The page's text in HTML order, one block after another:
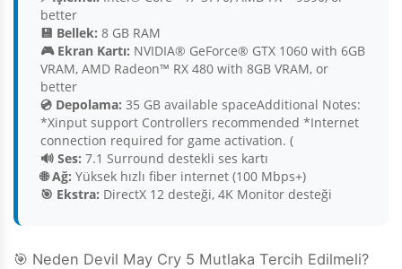
better
💾 Bellek: 8 GB RAM
🎮 Ekran Kartı: NVIDIA® GeForce® GTX 1060 with 6GB
VRAM, AMD Radeon™ RX 480 with 8GB VRAM, or
better
💿 Depolama: 35 GB available spaceAdditional Notes:
*Xinput support Controllers recommended *Internet
connection required for game activation. (
🔊 Ses: 7.1 Surround destekli ses kartı
🌐 Ağ: Yüksek hızlı fiber internet (100 Mbps+)
🎯 Ekstra: DirectX 12 desteği, 4K Monitor desteği
🎯 Neden Devil May Cry 5 Mutlaka Tercih Edilmeli?